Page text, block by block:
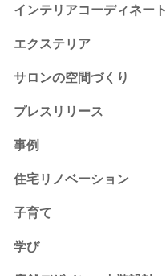
インテリアコーディネート
エクステリア
サロンの空間づくり
プレスリリース
事例
住宅リノベーション
子育て
学び